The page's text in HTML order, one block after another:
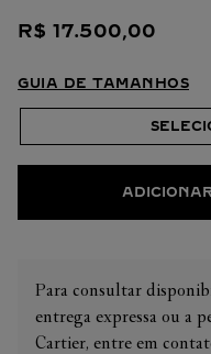
R$ 17.500,00
GUIA DE TAMANHOS
Para consultar
entrega expressa ou a
Cartier, entre em